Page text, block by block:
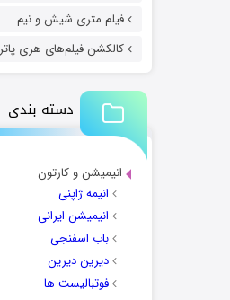
فیلم متری شیش و نیم
کالکشن فیلم‌های هری پاتر
دسته بندی
انیمیشن و کارتون
انیمه ژاپنی
انیمیشن ایرانی
باب اسفنجی
دیرین دیرین
فوتبالیست ها